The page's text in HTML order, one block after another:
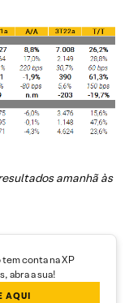
amanhã às
tem conta na XP
abra a sua!
AQUI